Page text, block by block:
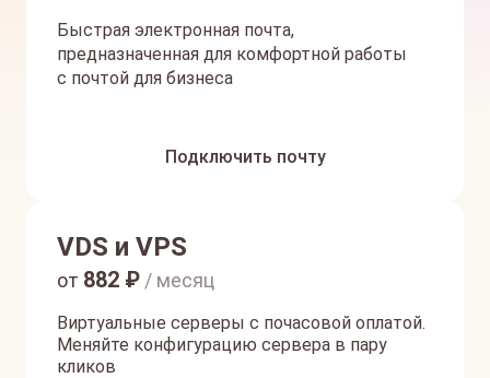
Быстрая электронная почта,
предназначенная для комфортной работы
с почтой для бизнеса
Подключить почту
VDS и VPS
Виртуальные серверы с почасовой оплатой.
Меняйте конфигурацию сервера в пару
кликов
от 882 ₽ / месяц